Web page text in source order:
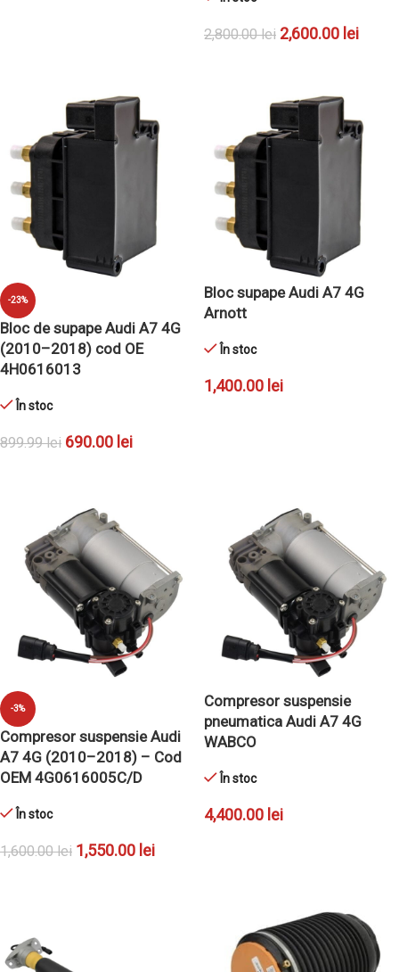
2,800.00lei 2,600.00 lei
-23%
Bloc de supape Audi A7 4G
(2010–2018) cod OE
4H0616013
În stoc
899.99lei 690.00 lei
Bloc supape Audi A7 4G
Arnott
În stoc
1,400.00 lei
-3%
Compresor suspensie Audi
A7 4G (2010–2018) – Cod
OEM 4G0616005C/D
În stoc
1,600.00lei 1,550.00 lei
Compresor suspensie
pneumatica Audi A7 4G
WABCO
În stoc
4,400.00 lei